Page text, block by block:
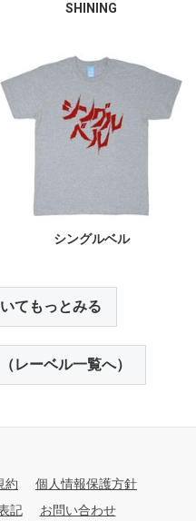
SHINING
シングルベル
てもっとみる
レーベル一覧へ）
約
個人情報保護方針
記
お問い合わせ